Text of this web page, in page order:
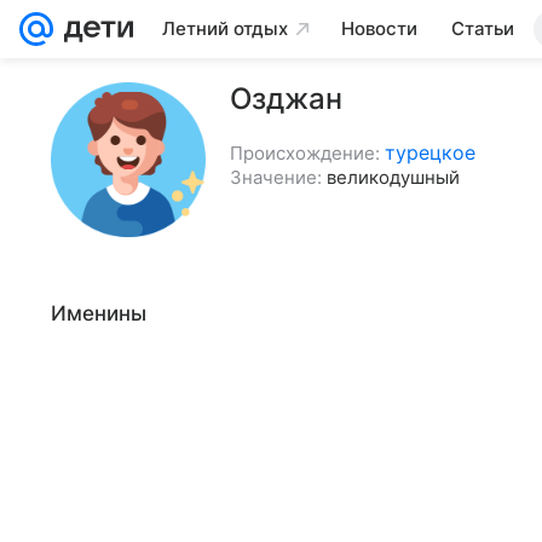
Летний отдых Новости Статьи
Озджан
Происхождение: турецкое
Значение: великодушный
Именины